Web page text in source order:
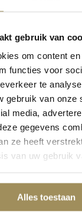
gebruik van
om content
functies voor
te
gebruik van onze
media,
gegevens
ze heeft
van uw gebruik
Alles toestaan
de
en